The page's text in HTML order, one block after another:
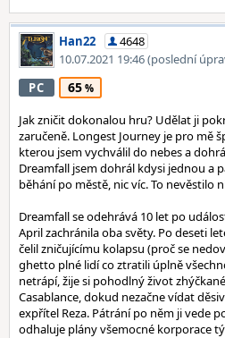
Han22
4648
10.07.2021 19:46(poslední
PC 65
Jak zničit dokonalou hru? Udělat ji
zaručeně. Longest Journey je pro mě
kterou jsem vychválil do nebes a
Dreamfall jsem dohrál kdysi jednou a
běhání po městě, nic víc. To nevěstilo
Dreamfall se odehrává 10 let po
April zachránila oba světy. Po deseti
čelil zničujícímu kolapsu (proč se
ghetto plné lidí co ztratili úplně
netrápí, žije si pohodlný život
Casablance, dokud nezačne vídat
expřítel Reza. Pátrání po něm ji vede
odhaluje plány všemocné korporace